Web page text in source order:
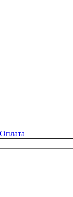
Оплата